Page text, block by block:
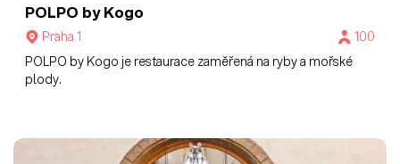
POLPO by Kogo
Praha 1
100
POLPO by Kogo je restaurace zaměřená na ryby a mořské
plody.